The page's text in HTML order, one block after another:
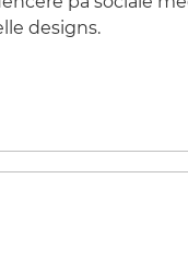
designs.